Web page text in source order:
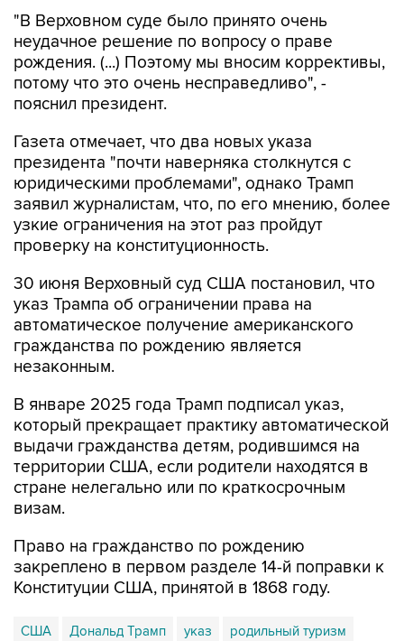
"В Верховном суде было принято очень
неудачное решение по вопросу о праве
рождения. (...) Поэтому мы вносим коррективы,
потому что это очень несправедливо", -
пояснил президент.
Газета отмечает, что два новых указа
президента "почти наверняка столкнутся с
юридическими проблемами", однако Трамп
заявил журналистам, что, по его мнению, более
узкие ограничения на этот раз пройдут
проверку на конституционность.
30 июня Верховный суд США постановил, что
указ Трампа об ограничении права на
автоматическое получение американского
гражданства по рождению является
незаконным.
В январе 2025 года Трамп подписал указ,
который прекращает практику автоматической
выдачи гражданства детям, родившимся на
территории США, если родители находятся в
стране нелегально или по краткосрочным
визам.
Право на гражданство по рождению
закреплено в первом разделе 14-й поправки к
Конституции США, принятой в 1868 году.
США Дональд Трамп указ родильный туризм